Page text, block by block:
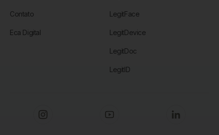
Contato
Eca Digital
LegitFace
LegitDevice
LegitDoc
LegitID